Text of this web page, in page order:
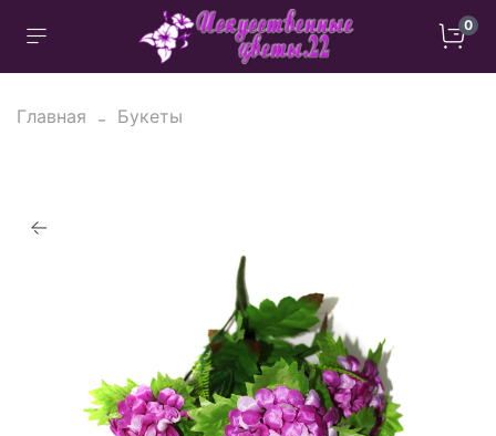
0
Главная Букеты